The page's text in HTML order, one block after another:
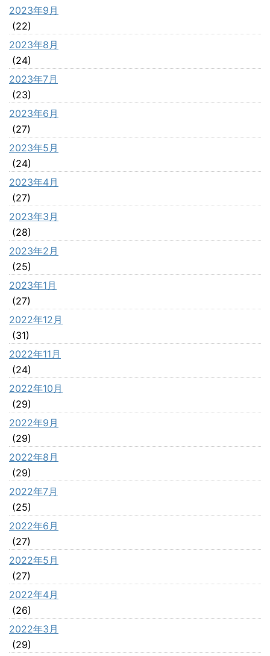
2023年9月
(22)
2023年8月
(24)
2023年7月
(23)
2023年6月
(27)
2023年5月
(24)
2023年4月
(27)
2023年3月
(28)
2023年2月
(25)
2023年1月
(27)
2022年12月
(31)
2022年11月
(24)
2022年10月
(29)
2022年9月
(29)
2022年8月
(29)
2022年7月
(25)
2022年6月
(27)
2022年5月
(27)
2022年4月
(26)
2022年3月
(29)